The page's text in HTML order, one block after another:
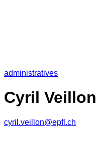
administratives
Cyril Veillon
cyril.veillon@epfl.ch